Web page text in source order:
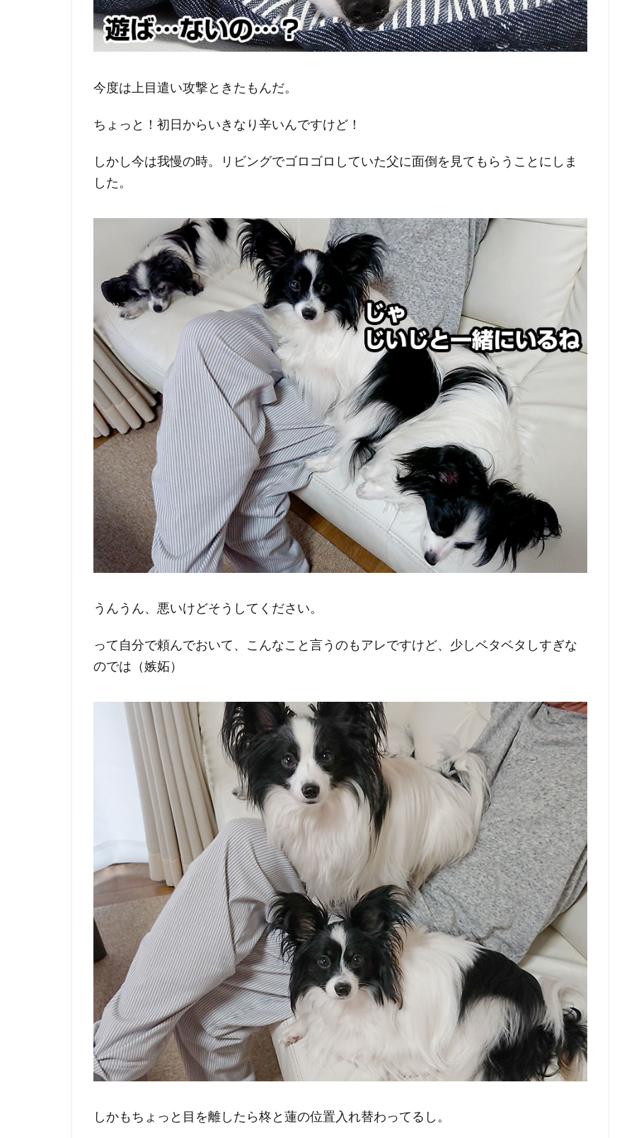
今度は上目遣い攻撃ときたもんだ。
ちょっと！初日からいきなり辛いんですけど！
しかし今は我慢の時。リビングでゴロゴロしていた父に面倒を見てもらうことにしま
した。
うんうん、悪いけどそうしてください。
って自分で頼んでおいて、こんなこと言うのもアレですけど、少しベタベタしすぎな
のでは（嫉妬）
しかもちょっと目を離したら柊と蓮の位置入れ替わってるし。